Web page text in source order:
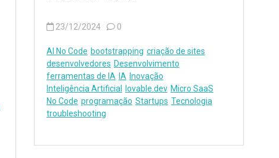
23/12/2024 0
AI No Code bootstrapping criação de sites
desenvolvedores Desenvolvimento
ferramentas de IA IA Inovação
Inteligência Artificial
lovable.dev Micro SaaS
No Code programação Startups Tecnologia
troubleshooting